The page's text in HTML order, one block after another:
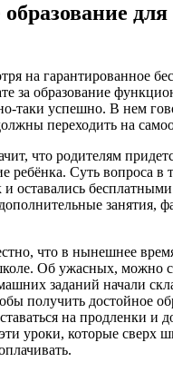
для
на гарантированное
за образование
таки успешно. В нем
переходить на
что родителям
ребёнка. Суть вопроса
оставались
занятия,
что в нынешнее
Об ужасных, можно
заданий начали
получить достойное
на продленки и
уроки, которые сверх